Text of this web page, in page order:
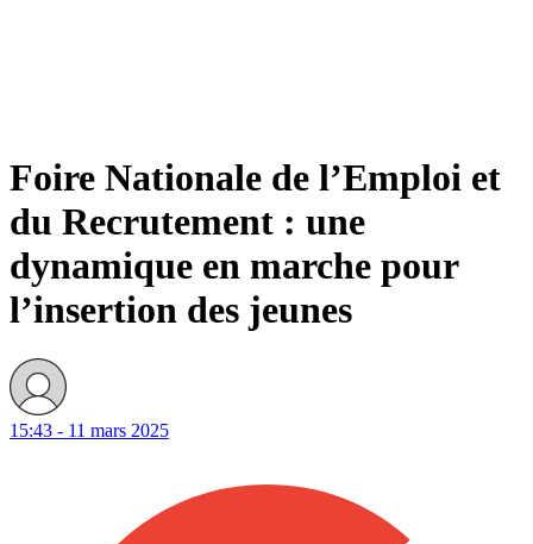
Foire Nationale de l’Emploi et
du Recrutement : une
dynamique en marche pour
l’insertion des jeunes
15:43 - 11 mars 2025